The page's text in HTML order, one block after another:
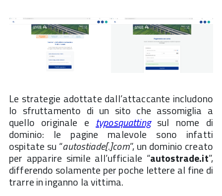
Le strategie adottate dall’attaccante includono
lo sfruttamento di un sito che assomiglia a
quello originale etyposquattingsul nome di
dominio: le pagine malevole sono infatti
ospitate su “autostiade[.]com”, un dominio creato
per apparire simile all’ufficiale “autostrade.it”,
differendo solamente per poche lettere al fine di
trarre in inganno la vittima.